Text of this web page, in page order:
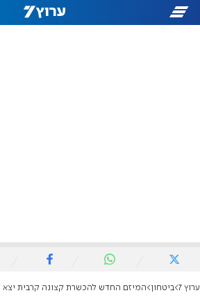
ערוץ 7 ביטחון המיזם החדש להכשרת קצונה קרבית יצא